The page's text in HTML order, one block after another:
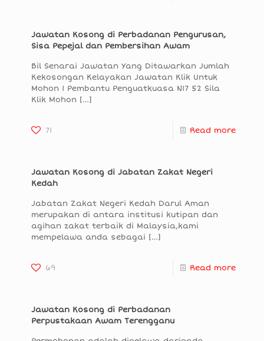
Jawatan Kosong di Perbadanan Pengurusan,
Sisa Pepejal dan Pembersihan Awam
Bil Senarai Jawatan Yang Ditawarkan Jumlah
Kekosongan Kelayakan Jawatan Klik Untuk
Mohon 1 Pembantu Penguatkuasa N17 52 Sila
Klik Mohon […]
71 Read more
Jawatan Kosong di Jabatan Zakat Negeri
Kedah
Jabatan Zakat Negeri Kedah Darul Aman
merupakan di antara institusi kutipan dan
agihan zakat terbaik di Malaysia,kami
mempelawa anda sebagai […]
69 Read more
Jawatan Kosong di Perbadanan
Perpustakaan Awam Terengganu